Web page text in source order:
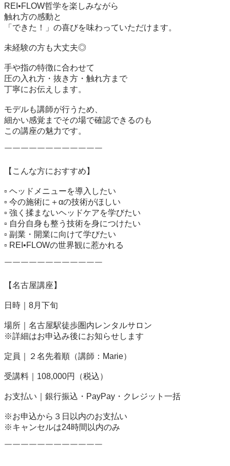
REI•FLOW哲学を楽しみながら
触れ方の感動と
「できた！」の喜びを味わっていただけます。
未経験の方も大丈夫◎
手や指の特徴に合わせて
圧の入れ方・抜き方・触れ方まで
丁寧にお伝えします。
モデルも講師が行うため、
細かい感覚までその場で確認できるのも
この講座の魅力です。
￣￣￣￣￣￣￣￣￣￣￣￣
【こんな方におすすめ】
▫️ ヘッドメニューを導入したい
▫️ 今の施術に＋αの技術がほしい
▫️ 強く揉まないヘッドケアを学びたい
▫️ 自分自身も整う技術を身につけたい
▫️ 副業・開業に向けて学びたい
▫️ REI•FLOWの世界観に惹かれる
￣￣￣￣￣￣￣￣￣￣￣￣
【名古屋講座】
日時｜8月下旬
場所｜名古屋駅徒歩圏内レンタルサロン
※詳細はお申込み後にお知らせします
定員｜２名先着順（講師：Marie）
受講料｜108,000円（税込）
お支払い｜銀行振込・PayPay・クレジット一括
※お申込から３日以内のお支払い
※キャンセルは24時間以内のみ
￣￣￣￣￣￣￣￣￣￣￣￣